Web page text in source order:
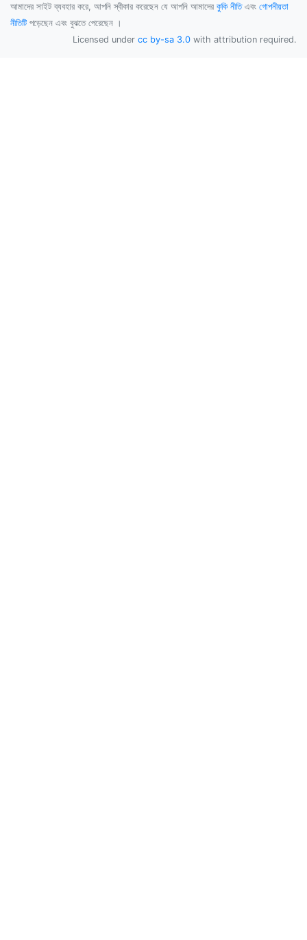
আমাদের সাইট ব্যবহার করে, আপনি স্বীকার করেছেন যে আপনি আমাদের কুকি নীতিএবং গোপনীয়তা
নীতিটি পড়েছেন এবং বুঝতে পেরেছেন ।
Licensed under cc by-sa 3.0 with attribution required.